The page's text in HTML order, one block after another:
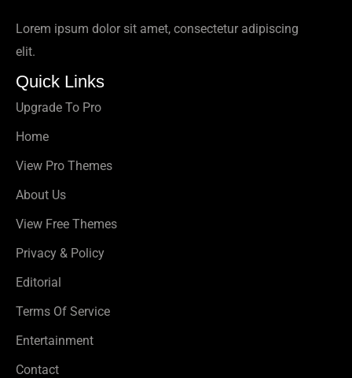
Lorem ipsum dolor sit amet, consectetur adipiscing
elit.
Quick Links
Upgrade To Pro
Home
View Pro Themes
About Us
View Free Themes
Privacy & Policy
Editorial
Terms Of Service
Entertainment
Contact